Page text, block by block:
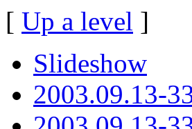
[ Up a level ]
Slideshow
2003.09.13-